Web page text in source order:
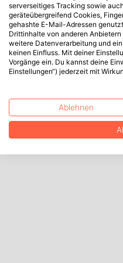
serverseitiges Tracking sowie
geräteübergreifend Cookies,
gehashte E-Mail-Adressen
Drittinhalte von anderen
weitere Datenverarbeitung und
keinen Einfluss. Mit deiner
Vorgänge ein. Du kannst deine
Einstellungen“) jederzeit mit
Ablehnen